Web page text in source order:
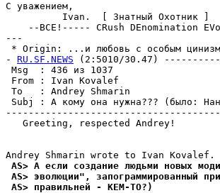
С уважением,
Ivan.  [ Знатный Охотник ]
--ВСЕ!----- CRush DEnomination
---
* Origin: ...и любовь с особым
- RU.SF.NEWS (2:5010/30.47)
Msg  : 436 из
From : Ivan Kovalef
To   : Andrey Shmarin
Subj : А кому она
   Greeting, respected Andrey!
AS> А если создание людьми новых
AS> эволюции", запограммированный
AS> правильней - КЕМ-ТО?)